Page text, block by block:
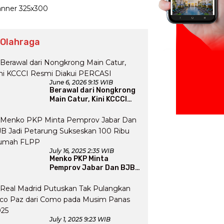
June 6, 2026 9:15 WIB
Berawal dari Nongkrong
Main Catur, Kini KCCCI
July 16, 2025 2:35 WIB
Menko PKP Minta
Pemprov Jabar Dan BJB
100 Ribu Rumah FLPP
July 1, 2025 9:23 WIB